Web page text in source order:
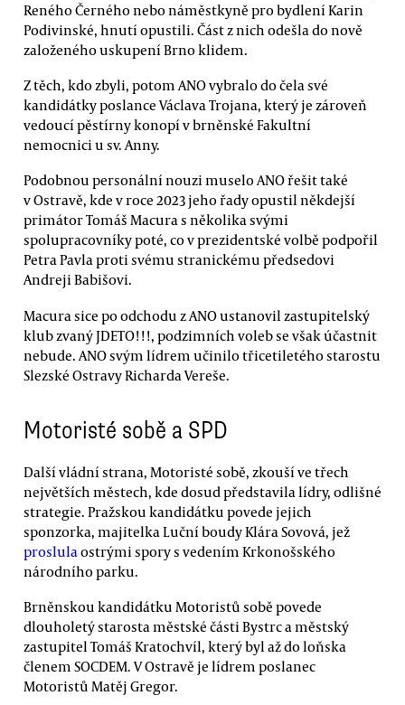
Reného Černého nebo náměstkyně pro bydlení Karin
Podivinské, hnutí opustili. Část z nich odešla do nově
založeného uskupení Brno klidem.
Z těch, kdo zbyli, potom ANO vybralo do čela své
kandidátky poslance Václava Trojana, který je zároveň
vedoucí pěstírny konopí v brněnské Fakultní
nemocnici u sv. Anny.
Podobnou personální nouzi muselo ANO řešit také
v Ostravě, kde v roce 2023 jeho řady opustil někdejší
primátor Tomáš Macura s několika svými
spolupracovníky poté, co v prezidentské volbě podpořil
Petra Pavla proti svému stranickému předsedovi
Andreji Babišovi.
Macura sice po odchodu z ANO ustanovil zastupitelský
klub zvaný JDETO!!!, podzimních voleb se však účastnit
nebude. ANO svým lídrem učinilo třicetiletého starostu
Slezské Ostravy Richarda Vereše.
Motoristé sobě a SPD
Další vládní strana, Motoristé sobě, zkouší ve třech
největších městech, kde dosud představila lídry, odlišné
strategie. Pražskou kandidátku povede jejich
sponzorka, majitelka Luční boudy Klára Sovová, jež
proslula ostrými spory s vedením Krkonošského
národního parku.
Brněnskou kandidátku Motoristů sobě povede
dlouholetý starosta městské části Bystrc a městský
zastupitel Tomáš Kratochvíl, který byl až do loňska
členem SOCDEM. V Ostravě je lídrem poslanec
Motoristů Matěj Gregor.